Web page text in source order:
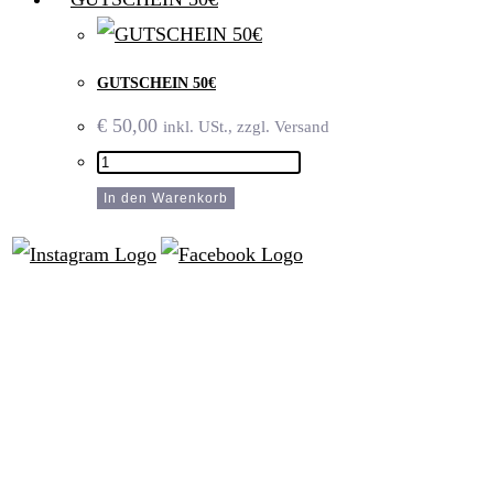
GUTSCHEIN 50€
€ 50,00 inkl. USt., zzgl. Versand
GUTSCHEIN
50€In den Warenkorb